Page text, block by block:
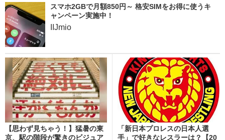
スマホ2GBで月額850円～ 格安SIMをお得に使うキ
ャンペーン実施中！
IIJmio
【思わず見ちゃう！】猛暑の東
京、駅の階段が驚きのビジュア
「新日本プロレスの日本人選
手」で好きなレスラーは？【20